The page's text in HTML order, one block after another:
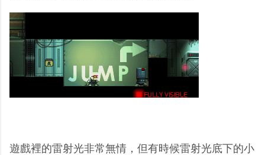
遊戲裡的雷射光非常無情，但有時候雷射光底下的小